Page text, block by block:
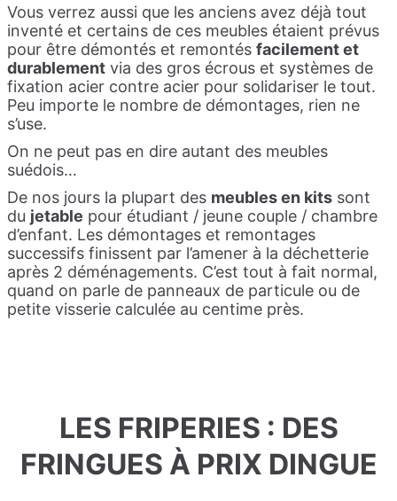
Vous verrez aussi que les anciens avez déjà tout
inventé et certains de ces meubles étaient prévus
pour être démontés et remontés facilement et
durablement via des gros écrous et systèmes de
fixation acier contre acier pour solidariser le tout.
Peu importe le nombre de démontages, rien ne
s’use.
On ne peut pas en dire autant des meubles
suédois…
De nos jours la plupart des meubles en kits sont
du jetable pour étudiant / jeune couple / chambre
d’enfant. Les démontages et remontages
successifs finissent par l’amener à la déchetterie
après 2 déménagements. C’est tout à fait normal,
quand on parle de panneaux de particule ou de
petite visserie calculée au centime près.
LES FRIPERIES : DES
FRINGUES À PRIX DINGUE